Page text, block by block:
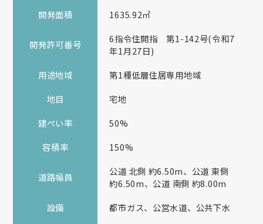
開発面積 1635.92㎡
開発許可番号
6指令住開指 第1-142号(令和7
年1月27日)
用途地域
第1種低層住居専用地域
地目
宅地
建ぺい率
50%
容積率
150%
道路幅員
公道 北側 約6.50m、公道 東側
約6.50m、公道 南側 約8.00m
設備
都市ガス、公営水道、公共下水